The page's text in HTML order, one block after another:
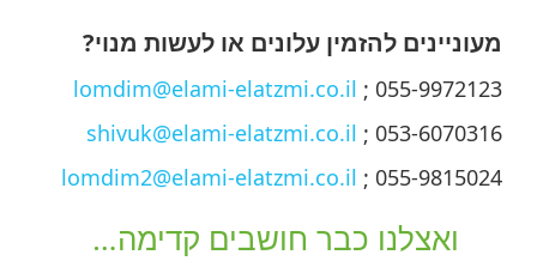
מעוניינים להזמין עלונים או לעשות מנוי?
055-9972123 ;
lomdim@elami-elatzmi.co.il
053-6070316 ;
shivuk@elami-elatzmi.co.il
055-9815024 ;
lomdim2@elami-elatzmi.co.il
ואצלנו כבר חושבים קדימה…